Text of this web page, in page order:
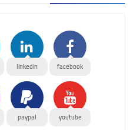
facebook
linkedin
youtube
paypal